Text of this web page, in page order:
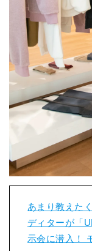
あまり教えた
ディターが「
示会に潜入！